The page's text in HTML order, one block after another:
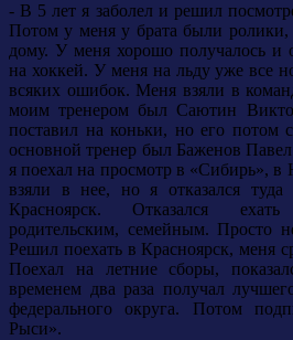
- В 5 лет я заболел и решил
Потом у меня у брата были ролики,
дому. У меня хорошо получалось и
на хоккей. У меня на льду уже все
всяких ошибок. Меня взяли в
моим тренером был Саютин
поставил на коньки, но его потом
основной тренер был Баженов
я поехал на просмотр в «Сибирь»,
взяли в нее, но я отказался туда
Красноярск. Отказался
родительским, семейным. Просто
Решил поехать в Красноярск, меня
Поехал на летние сборы,
временем два раза получал
федерального округа. Потом
Рыси».